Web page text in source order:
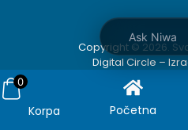
Korpa
0
Početna
Copyright © 2026.
Digital Circle –
Prikaži
Ask Niwa